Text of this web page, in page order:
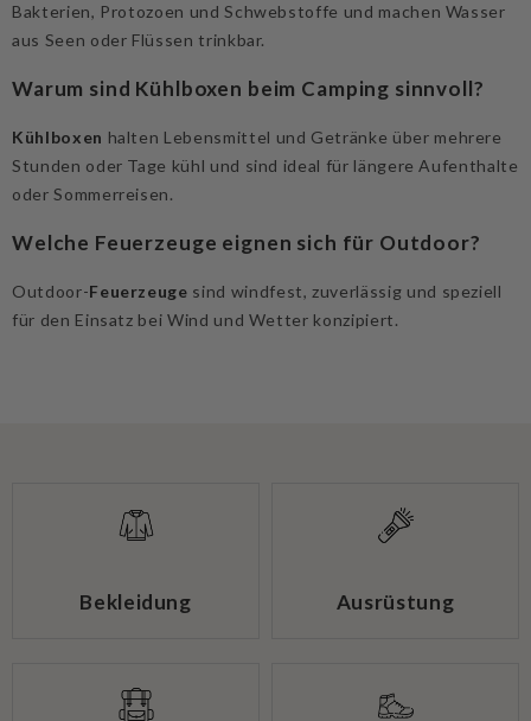
Bakterien, Protozoen und Schwebstoffe und machen Wasser
aus Seen oder Flüssen trinkbar.
Warum sind Kühlboxen beim Camping sinnvoll?
Kühlboxen halten Lebensmittel und Getränke über mehrere
Stunden oder Tage kühl und sind ideal für längere Aufenthalte
oder Sommerreisen.
Welche Feuerzeuge eignen sich für Outdoor?
Outdoor-Feuerzeuge sind windfest, zuverlässig und speziell
für den Einsatz bei Wind und Wetter konzipiert.
Bekleidung Ausrüstung